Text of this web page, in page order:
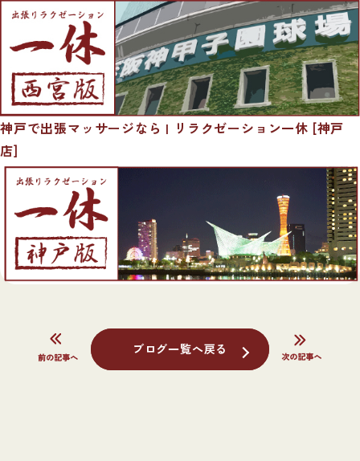
神戸で出張マッサージなら | リラクゼーション一休 [神戸
店]
ブログ一覧へ戻る